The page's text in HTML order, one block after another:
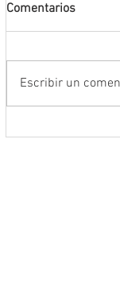
Comentarios
Escribir un